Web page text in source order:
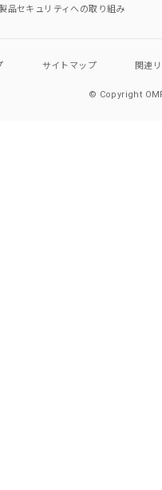
品セキュリティへの取り組み
サイトマップ 関連
© Copyright